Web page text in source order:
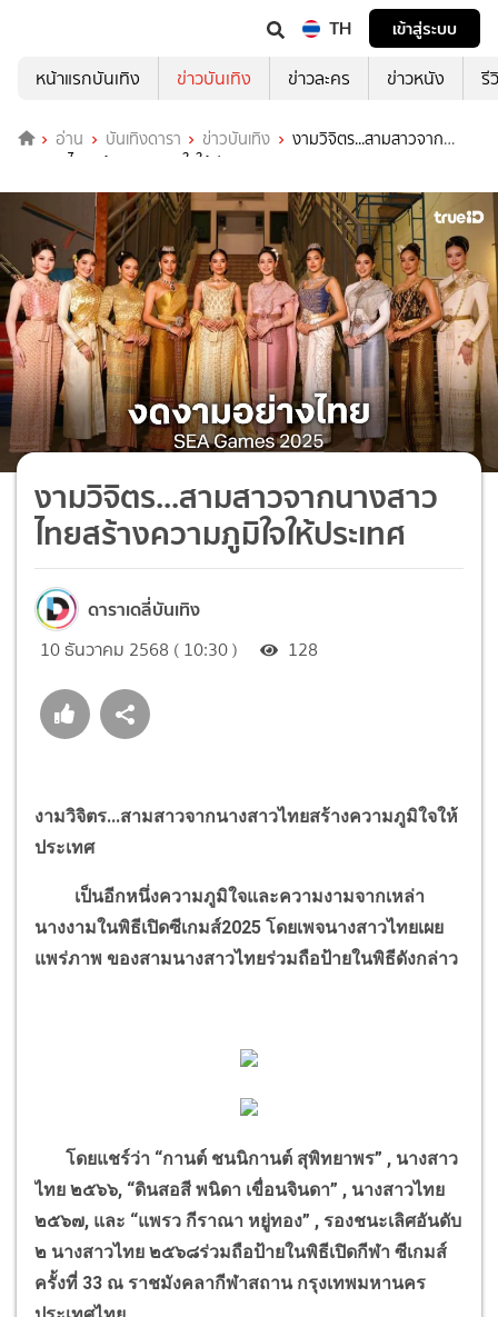
TH
เข้าสู่ระบบ
หน้าแรกบันเทิง
ข่าวบันเทิง ข่าวละคร ข่าวหนัง รี
อ่าน บันเทิงดารา ข่าวบันเทิง
งามวิจิตร...สามสาวจาก
นางสาวไทยสร้างความภูมิใจให้ประเทศ
งามวิจิตร...สามสาวจากนางสาว
ไทยสร้างความภูมิใจให้ประเทศ
ดาราเดลี่บันเทิง
10 ธันวาคม 2568 ( 10:30 ) 128
งามวิจิตร...สามสาวจากนางสาวไทยสร้างความภูมิใจให้
ประเทศ
เป็นอีกหนึ่งความภูมิใจและความงามจากเหล่า
นางงามในพิธีเปิดซีเกมส์2025 โดยเพจนางสาวไทยเผย
แพร่ภาพ ของสามนางสาวไทยร่วมถือป้ายในพิธีดังกล่าว
โดยแชร์ว่า “กานต์ ชนนิกานต์ สุพิทยาพร” , นางสาว
ไทย ๒๕๖๖, “ดินสอสี พนิดา เขื่อนจินดา” , นางสาวไทย
๒๕๖๗, และ “แพรว กีราณา หยู่ทอง” , รองชนะเลิศอันดับ
๒ นางสาวไทย ๒๕๖๘ร่วมถือป้ายในพิธีเปิดกีฬา ซีเกมส์
ครั้งที่ 33 ณ ราชมังคลากีฬาสถาน กรุงเทพมหานคร